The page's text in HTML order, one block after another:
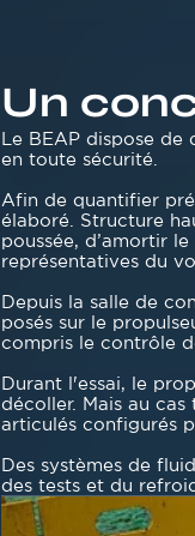
Un
Texte
Le BEAP dispose de
en toute sécurité.
Afin de quantifier
élaboré. Structure
poussée, d’amortir
représentatives du
Depuis la salle de
posés sur le
compris le contrôle
Durant l'essai, le
décoller. Mais au
articulés configurés
Des systèmes de
des tests et du